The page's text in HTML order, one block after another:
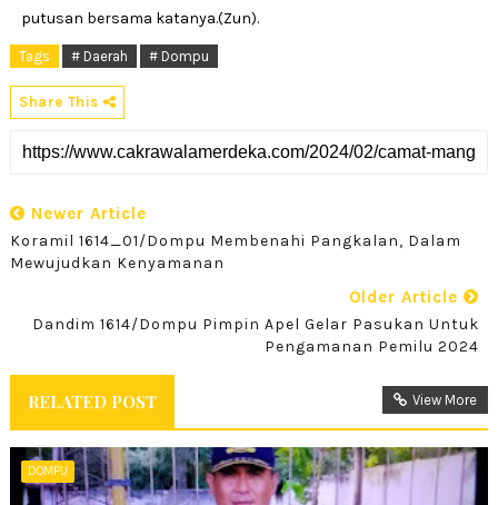
putusan bersama katanya.(Zun).
Tags # Daerah # Dompu
Share This
Newer Article
Koramil 1614_01/Dompu Membenahi Pangkalan, Dalam
Mewujudkan Kenyamanan
Older Article
Dandim 1614/Dompu Pimpin Apel Gelar Pasukan Untuk
Pengamanan Pemilu 2024
RELATED POST View More
DOMPU